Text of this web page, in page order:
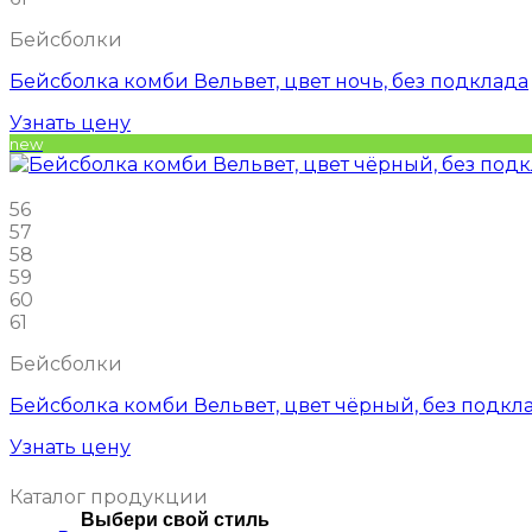
Выбери свой стиль
Бейсболки
Бейсболка комби Вельвет, цвет ночь, без подклада
Узнать цену
new
56
57
58
59
60
61
Бейсболки
Бейсболка комби Вельвет, цвет чёрный, без
Узнать цену
Каталог продукции